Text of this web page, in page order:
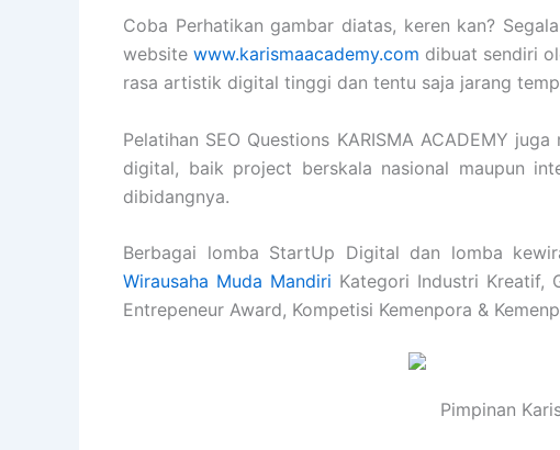
Coba Perhatikan gambar diatas, keren kan?
websitewww.karismaacademy.com dibuat sendiri
rasa artistik digital tinggi dan tentu saja jarang
Pelatihan SEO Questions KARISMA ACADEMY juga
digital, baik project berskala nasional maupun
dibidangnya.
Berbagai lomba StartUp Digital dan lomba
Wirausaha Muda Mandiri Kategori Industri Kreatif,
Entrepeneur Award, Kompetisi Kemenpora &
Pimpinan